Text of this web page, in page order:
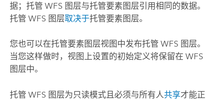
据；托管 WFS 图层与托管要素图层引用相同的数据。
托管 WFS 图层取决于托管要素图层。
您也可以在托管要素图层视图中发布托管 WFS 图层。
当您这样做时，视图上设置的初始定义将保留在 WFS
图层中。
托管 WFS 图层为只读模式且必须与所有人共享才能正